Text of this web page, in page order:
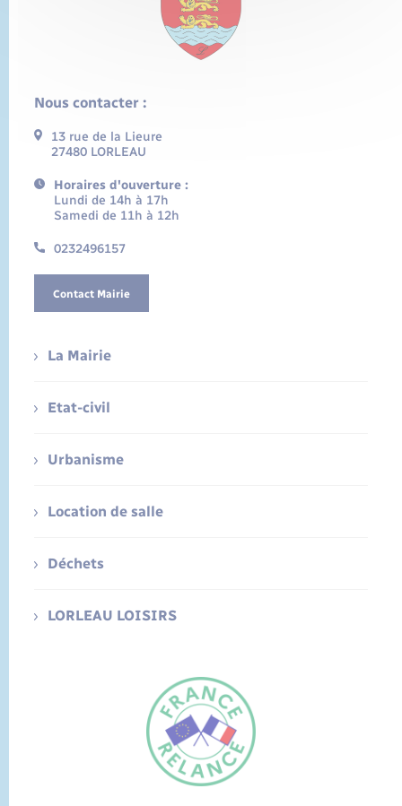
Nous contacter :
13 rue de la Lieure
27480 LORLEAU
Horaires d'ouverture :
Lundi de 14h à 17h
Samedi de 11h à 12h
0232496157
Contact Mairie
La Mairie
Etat-civil
Urbanisme
Location de salle
Déchets
LORLEAU LOISIRS